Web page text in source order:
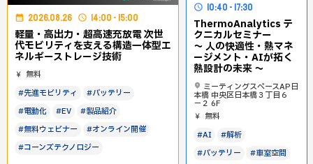
2026.08.26 14:00 - 15:00
軽量・高出力・超高速充放電│ 次世
代モビリティを支える構造一体型エ
ネルギーストレージ技術
無料
#先進モビリティ
#バッテリー
#電動化
#EV
#製品紹介
#無料ウェビナー
#オンライン開催
#コーンズテクノロジー
10:40 - 17:30
ThermoAnalytics テ
クニカルセミナー
～ 人の快適性・熱マネ
ージメント・AIが拓く
熱設計の未来 ～
ミーティングスペースAP日
本橋 中央区日本橋３丁目６
−２ 6F
無料
#AI
#解析
#バッテリー
#車室空間